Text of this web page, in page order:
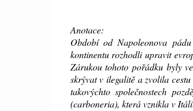
Anotace:
Období od Napoleonova
kontinentu rozhodli upravit
Zárukou tohoto pořádku byly
skrývat v ilegalitě a zvolila
takovýchto společnostech
(carboneria), která vznikla v